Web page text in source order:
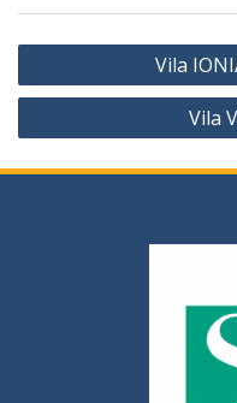
Vila
Vila